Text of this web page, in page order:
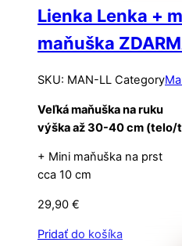
Lienka Lenka +
maňuška
SKU: MAN-LL Category
Veľká maňuška na ruku
výška až 30-40 cm (telo/
+ Mini maňuška na prst
cca 10 cm
29,90 €
Pridať do košíka